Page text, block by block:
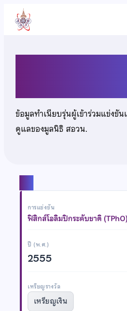
เนื้อหา
ข้อมูลทำเนียบรุ่นผู้เข้าร่วมแข่งขั
ดูแลของมูลนิธิ สอวน.
การแข่งขัน
ฟิสิกส์โอลิมปิกระดับชาติ (TPhO)
ปี (พ.ศ.)
2555
เหรียญรางวัล
เหรียญเงิน